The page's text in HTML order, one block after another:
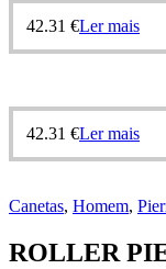
42.31 €Ler mais
42.31 €Ler mais
Canetas, Homem,
ROLLER